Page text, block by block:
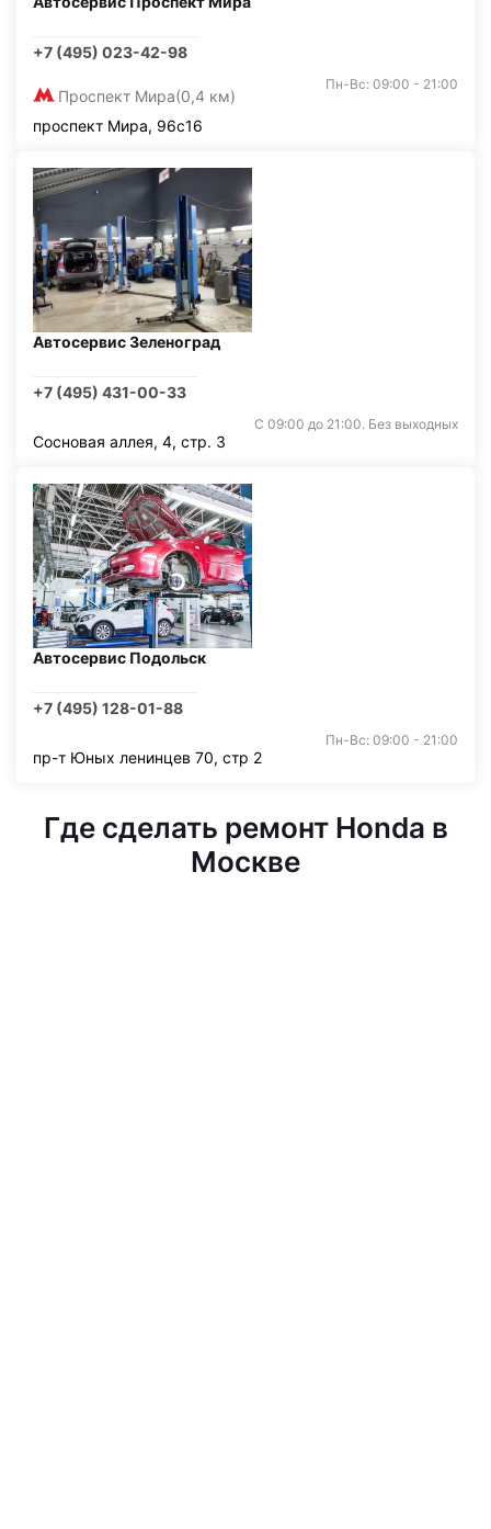
+7 (495) 023-42-98
Проспект Мира(0,4 км)
Пн-Вс: 09:00 - 21:00
проспект Мира, 96с16
Автосервис Зеленоград
+7 (495) 431-00-33
С 09:00 до 21:00. Без выходных
Сосновая аллея, 4, стр. 3
Автосервис Подольск
+7 (495) 128-01-88
Пн-Вс: 09:00 - 21:00
пр-т Юных ленинцев 70, стр 2
Где сделать ремонт Honda в
Москве